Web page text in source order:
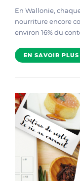
En Wallonie,
nourriture encore
environ 16% du
EN SAVOIR PLUS